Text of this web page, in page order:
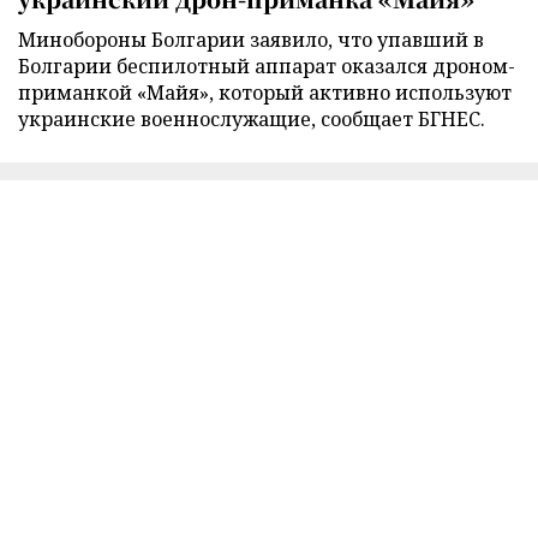
Минобороны Болгарии заявило, что упавший в
Болгарии беспилотный аппарат оказался дроном-
приманкой «Майя», который активно используют
украинские военнослужащие, сообщает БГНЕС.